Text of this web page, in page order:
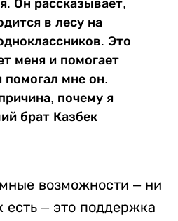
Он рассказывает,
в лесу на
Это
меня и помогает
помогал мне он.
почему я
брат Казбек
возможности – ни
– это поддержка